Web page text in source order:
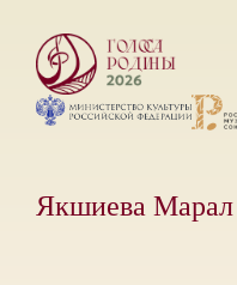
Якшиева Марал